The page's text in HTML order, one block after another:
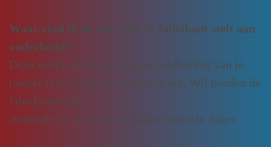
Waar vind ik de eisen die de fabrikant stelt aan
onderhoud?
Deze vind je in de gebruikershandleiding van je
toestel of via onze servicemonteurs. Wij houden de
fabrikantseisen
automatisch aan bij het pakket Garantie Zeker.